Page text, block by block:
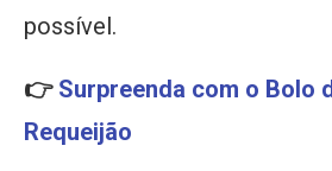
possível.
👉 Surpreenda com o Bolo
Requeijão